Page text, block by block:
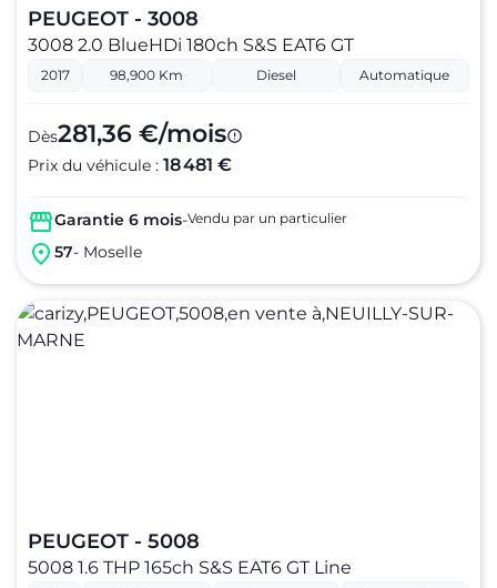
PEUGEOT - 3008
3008 2.0 BlueHDi 180ch S&S EAT6 GT
2017 98,900 Km Diesel Automatique
Dès281,36 €/mois
Prix du véhicule : 18 481 €
Garantie 6 mois-Vendu par un particulier
57- Moselle
PEUGEOT - 5008
5008 1.6 THP 165ch S&S EAT6 GT Line